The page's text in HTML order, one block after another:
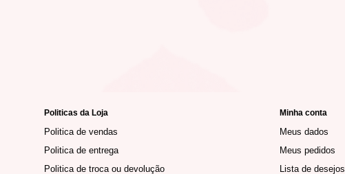
Politicas da Loja
Politica de vendas
Politica de entrega
Politica de troca ou devolução
Minha conta
Meus dados
Meus pedidos
Lista de desejos